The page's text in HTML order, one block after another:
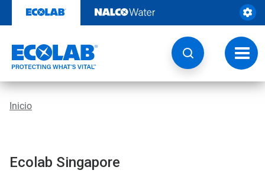
contenido
de
Inicio
Ecolab Singapore